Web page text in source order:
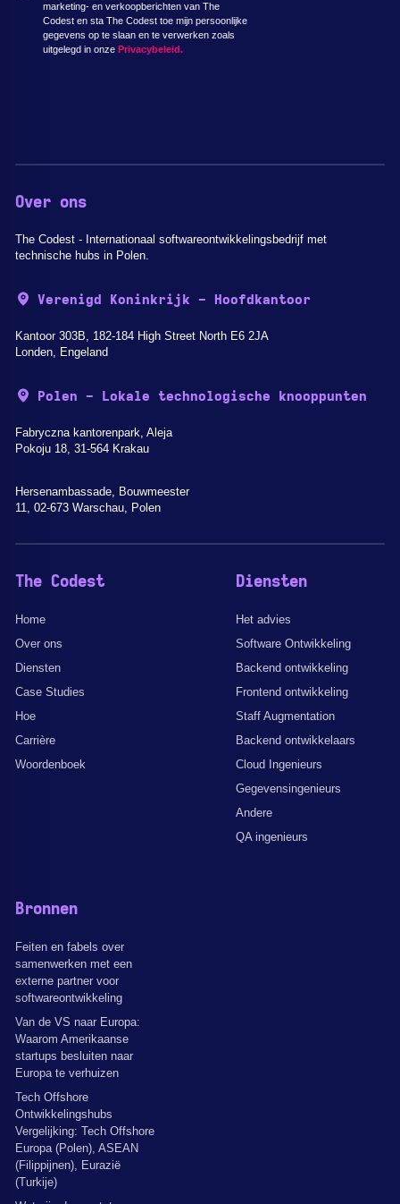
marketing- en verkoopberichten van The
Codest en sta The Codest toe mijn persoonlijke
gegevens op te slaan en te verwerken zoals
uitgelegd in onze Privacybeleid.
Over ons
The Codest - Internationaal softwareontwikkelingsbedrijf met
technische hubs in Polen.
Verenigd Koninkrijk - Hoofdkantoor
Kantoor 303B, 182-184 High Street North E6 2JA
Londen, Engeland
Polen - Lokale technologische knooppunten
Fabryczna kantorenpark, Aleja
Pokoju 18, 31-564 Krakau
Hersenambassade, Bouwmeester
11, 02-673 Warschau, Polen
The Codest
Home
Over ons
Diensten
Case Studies
Hoe
Carrière
Woordenboek
Diensten
Het advies
Software Ontwikkeling
Backend ontwikkeling
Frontend ontwikkeling
Staff Augmentation
Backend ontwikkelaars
Cloud Ingenieurs
Gegevensingenieurs
Andere
QA ingenieurs
Bronnen
Feiten en fabels over
samenwerken met een
externe partner voor
softwareontwikkeling
Van de VS naar Europa:
Waarom Amerikaanse
startups besluiten naar
Europa te verhuizen
Tech Offshore
Ontwikkelingshubs
Vergelijking: Tech Offshore
Europa (Polen), ASEAN
(Filippijnen), Eurazië
(Turkije)